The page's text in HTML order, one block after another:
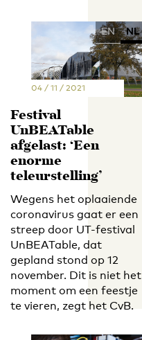
EN NL
04 / 11 / 2021
Festival
UnBEATable
afgelast: ‘Een
enorme
teleurstelling’
Wegens het oplaaiende
coronavirus gaat er een
streep door UT-festival
UnBEATable, dat
gepland stond op 12
november. Dit is niet het
moment om een feestje
te vieren, zegt het CvB.